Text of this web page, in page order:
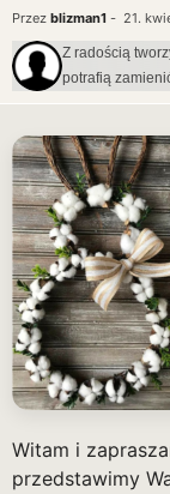
Przez blizman1 - 21.
Z radością
potrafią
Witam i
przedstawimy